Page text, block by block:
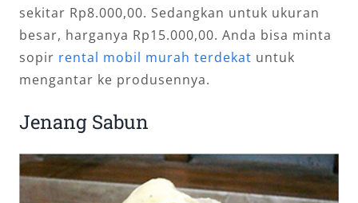
sekitar Rp8.000,00. Sedangkan untuk ukuran
besar, harganya Rp15.000,00. Anda bisa minta
sopir rental mobil murah terdekat untuk
mengantar ke produsennya.
Jenang Sabun